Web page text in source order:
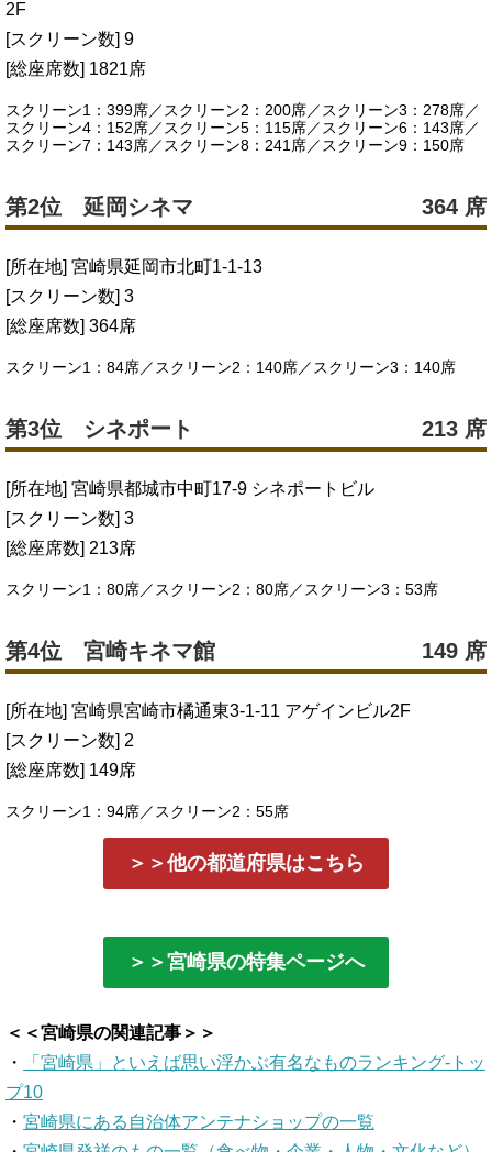
2F
[スクリーン数] 9
[総座席数] 1821席
スクリーン1：399席／スクリーン2：200席／スクリーン3：278席／
スクリーン4：152席／スクリーン5：115席／スクリーン6：143席／
スクリーン7：143席／スクリーン8：241席／スクリーン9：150席
第2位 延岡シネマ 364 席
[所在地] 宮崎県延岡市北町1-1-13
[スクリーン数] 3
[総座席数] 364席
スクリーン1：84席／スクリーン2：140席／スクリーン3：140席
第3位 シネポート 213 席
[所在地] 宮崎県都城市中町17-9 シネポートビル
[スクリーン数] 3
[総座席数] 213席
スクリーン1：80席／スクリーン2：80席／スクリーン3：53席
第4位 宮崎キネマ館 149 席
[所在地] 宮崎県宮崎市橘通東3-1-11 アゲインビル2F
[スクリーン数] 2
[総座席数] 149席
スクリーン1：94席／スクリーン2：55席
＞＞他の都道府県はこちら
＞＞宮崎県の特集ページへ
＜＜宮崎県の関連記事＞＞
・
「宮崎県」といえば思い浮かぶ有名なものランキング-トッ
プ10
・ 宮崎県にある自治体アンテナショップの一覧